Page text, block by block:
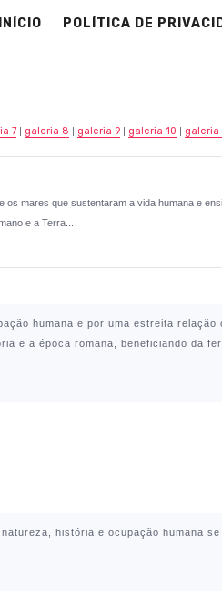
INÍCIO POLÍTICA DE
7| galeria 8 | galeria 9 | galeria 10 | galeria
mares que sustentaram a vida humana e
e a Terra...
humana e por uma estreita relação
e a época romana, beneficiando da
história e ocupação humana